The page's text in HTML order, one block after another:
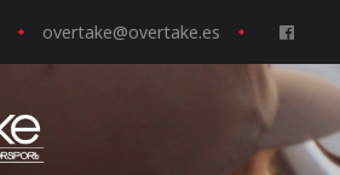
overtake@overtake.es